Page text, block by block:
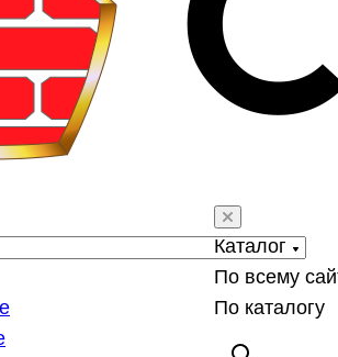
Каталог
По всему
По каталогу